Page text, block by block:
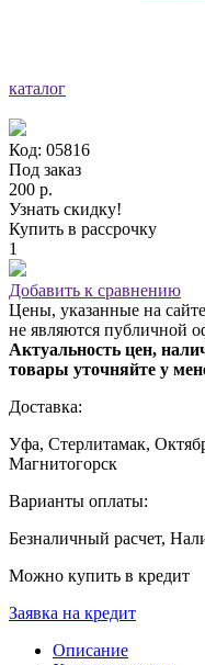
каталог
Код: 05816
Под заказ
200 р.
Узнать скидку!
Купить в рассрочку
1
Добавить к сравнению
Цены, указанные на
не являются публичной
Актуальность цен,
товары уточняйте у
Доставка:
Уфа, Стерлитамак,
Магнитогорск
Варианты оплаты:
Безналичный расчет,
Можно купить в кредит
Заявка на кредит
Описание